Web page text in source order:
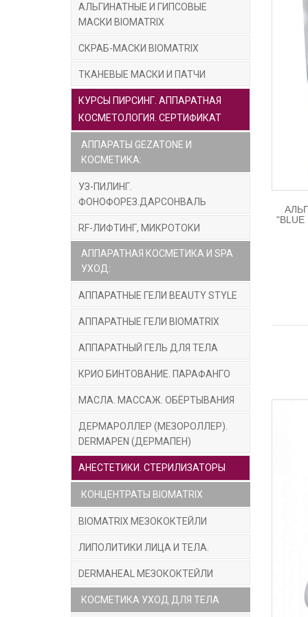
АЛЬГИНАТНЫЕ И ГИПСОВЫЕ
МАСКИ BIOMATRIX
СКРАБ-МАСКИ BIOMATRIX
ТКАНЕВЫЕ МАСКИ И ПАТЧИ
КУРСЫ ПИРСИНГ. АППАРАТНАЯ
КОСМЕТОЛОГИЯ. СЕРТИФИКАТ
АППАРАТЫ GEZATONE И
КОСМЕТИКА:
УЗ-ПИЛИНГ.
ФОНОФОРЕЗ.ДАРСОНВАЛЬ
RF-ЛИФТИНГ, МИКРОТОКИ
АППАРАТНАЯ КОСМЕТИКА И SPA
УХОД:
АППАРАТНЫЕ ГЕЛИ BEAUTY STYLE
АППАРАТНЫЕ ГЕЛИ BIOMATRIX
АППАРАТНЫЙ ГЕЛЬ ДЛЯ ТЕЛА
КРИО БИНТОВАНИЕ. ПАРАФАНГО
МАСЛА. МАССАЖ. ОБЁРТЫВАНИЯ
ДЕРМАРОЛЛЕР (МЕЗОРОЛЛЕР).
DERMAPEN (ДЕРМАПЕН)
АНЕСТЕТИКИ. СТЕРИЛИЗАТОРЫ
КОНЦЕНТРАТЫ BIOMATRIX
BIOMATRIX МЕЗОКОКТЕЙЛИ
ЛИПОЛИТИКИ ЛИЦА И ТЕЛА.
DERMAHEAL МЕЗОКОКТЕЙЛИ
КОСМЕТИКА УХОД ДЛЯ ТЕЛА
Как
10-
"BLUE